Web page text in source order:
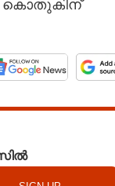
കൊതുകിന്